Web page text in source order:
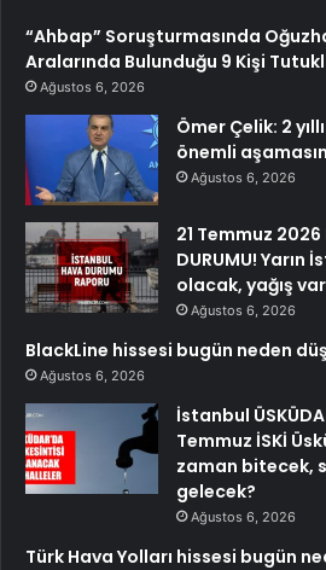
“Ahbap” Soruşturmasında
Aralarında Bulunduğu 9 Kişi
Ağustos 6, 2026
Ömer Çelik: 2
önemli
Ağustos 6, 2026
21 Temmuz
DURUMU! Yarın
olacak, yağış var
Ağustos 6, 2026
BlackLine hissesi bugün neden
Ağustos 6, 2026
İstanbul
Temmuz İSKİ
zaman bitecek,
gelecek?
Ağustos 6, 2026
Türk Hava Yolları hissesi bugün